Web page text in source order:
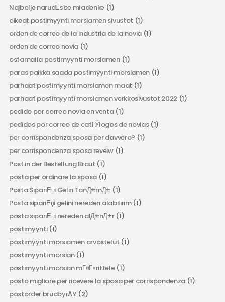
Najbolje narudЕѕbe mladenke (1)
oikeat postimyynti morsiamen sivustot (1)
orden de correo de la industria de la novia(1)
orden de correo novia (1)
ostamalla postimyynti morsiamen(1)
paras paikka saada postimyynti morsiamen(1)
parhaat postimyynti morsiamen maat (1)
parhaat postimyynti morsiamen verkkosivustot 2022 (1)
pedido por correo novia en venta(1)
pedidos por correo de catГЎlogos de novias(1)
per corrispondenza sposa per davvero? (1)
per corrispondenza sposa reveiw(1)
Post in der Bestellung Braut (1)
posta per ordinare la sposa (1)
Posta SipariЕџi Gelin TanД±mД± (1)
Posta sipariЕџi gelini nereden alabilirim(1)
posta sipariЕџi nereden alД±nД±r(1)
postimyynti(1)
postimyynti morsiamen arvostelut (1)
postimyynti morsian(1)
postimyynti morsian mГ¤Г¤rittele(1)
posto migliore per ricevere la sposa per corrispondenza (1)
postorder brudbyrÃ¥ (2)